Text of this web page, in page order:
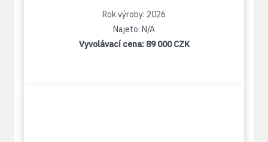
Rok výroby: 2026
Najeto: N/A
Vyvolávací cena: 89 000 CZK